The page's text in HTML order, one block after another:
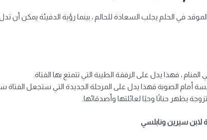
في الحلم يجلب السعادة للحالم ، بينما رؤية الدفيئة يمكن أن
، فهذا يدل على الرفقة الطيبة التي تتمتع بها الفتاة.
أمام الصوبة فهذا يدل على المرحلة الجديدة التي ستجعل الفتاة
يظهر حنانًا وحبًا لعائلتها وأصدقائها.
لابن سيرين ونابلسي